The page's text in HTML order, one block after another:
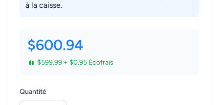
à la caisse.
$600.94
$599.99 + $0.95 Écofrais
Quantité